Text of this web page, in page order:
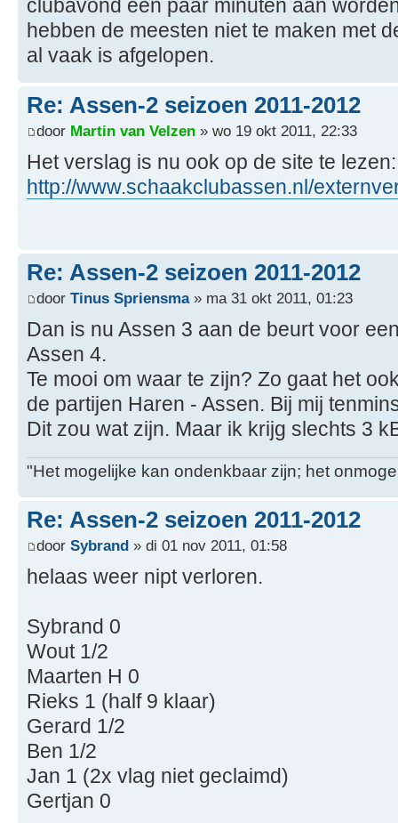
clubavond een paar minuten aan
hebben de meesten niet te maken met
al vaak is afgelopen.
Re: Assen-2 seizoen 2011-2012
door Martin van Velzen » wo 19 okt 2011, 22:33
Het verslag is nu ook op de site te lezen:
http://www.schaakclubassen.nl/
Re: Assen-2 seizoen 2011-2012
door Tinus Spriensma» ma 31 okt 2011, 01:23
Dan is nu Assen 3 aan de beurt voor
Assen 4.
Te mooi om waar te zijn? Zo gaat het
de partijen Haren - Assen. Bij mij
Dit zou wat zijn. Maar ik krijg slechts 3
"Het mogelijke kan ondenkbaar zijn; het
Re: Assen-2 seizoen 2011-2012
door Sybrand » di 01 nov 2011, 01:58
helaas weer nipt verloren.
Sybrand 0
Wout 1/2
Maarten H 0
Rieks 1 (half 9 klaar)
Gerard 1/2
Ben 1/2
Jan 1 (2x vlag niet geclaimd)
Gertjan 0